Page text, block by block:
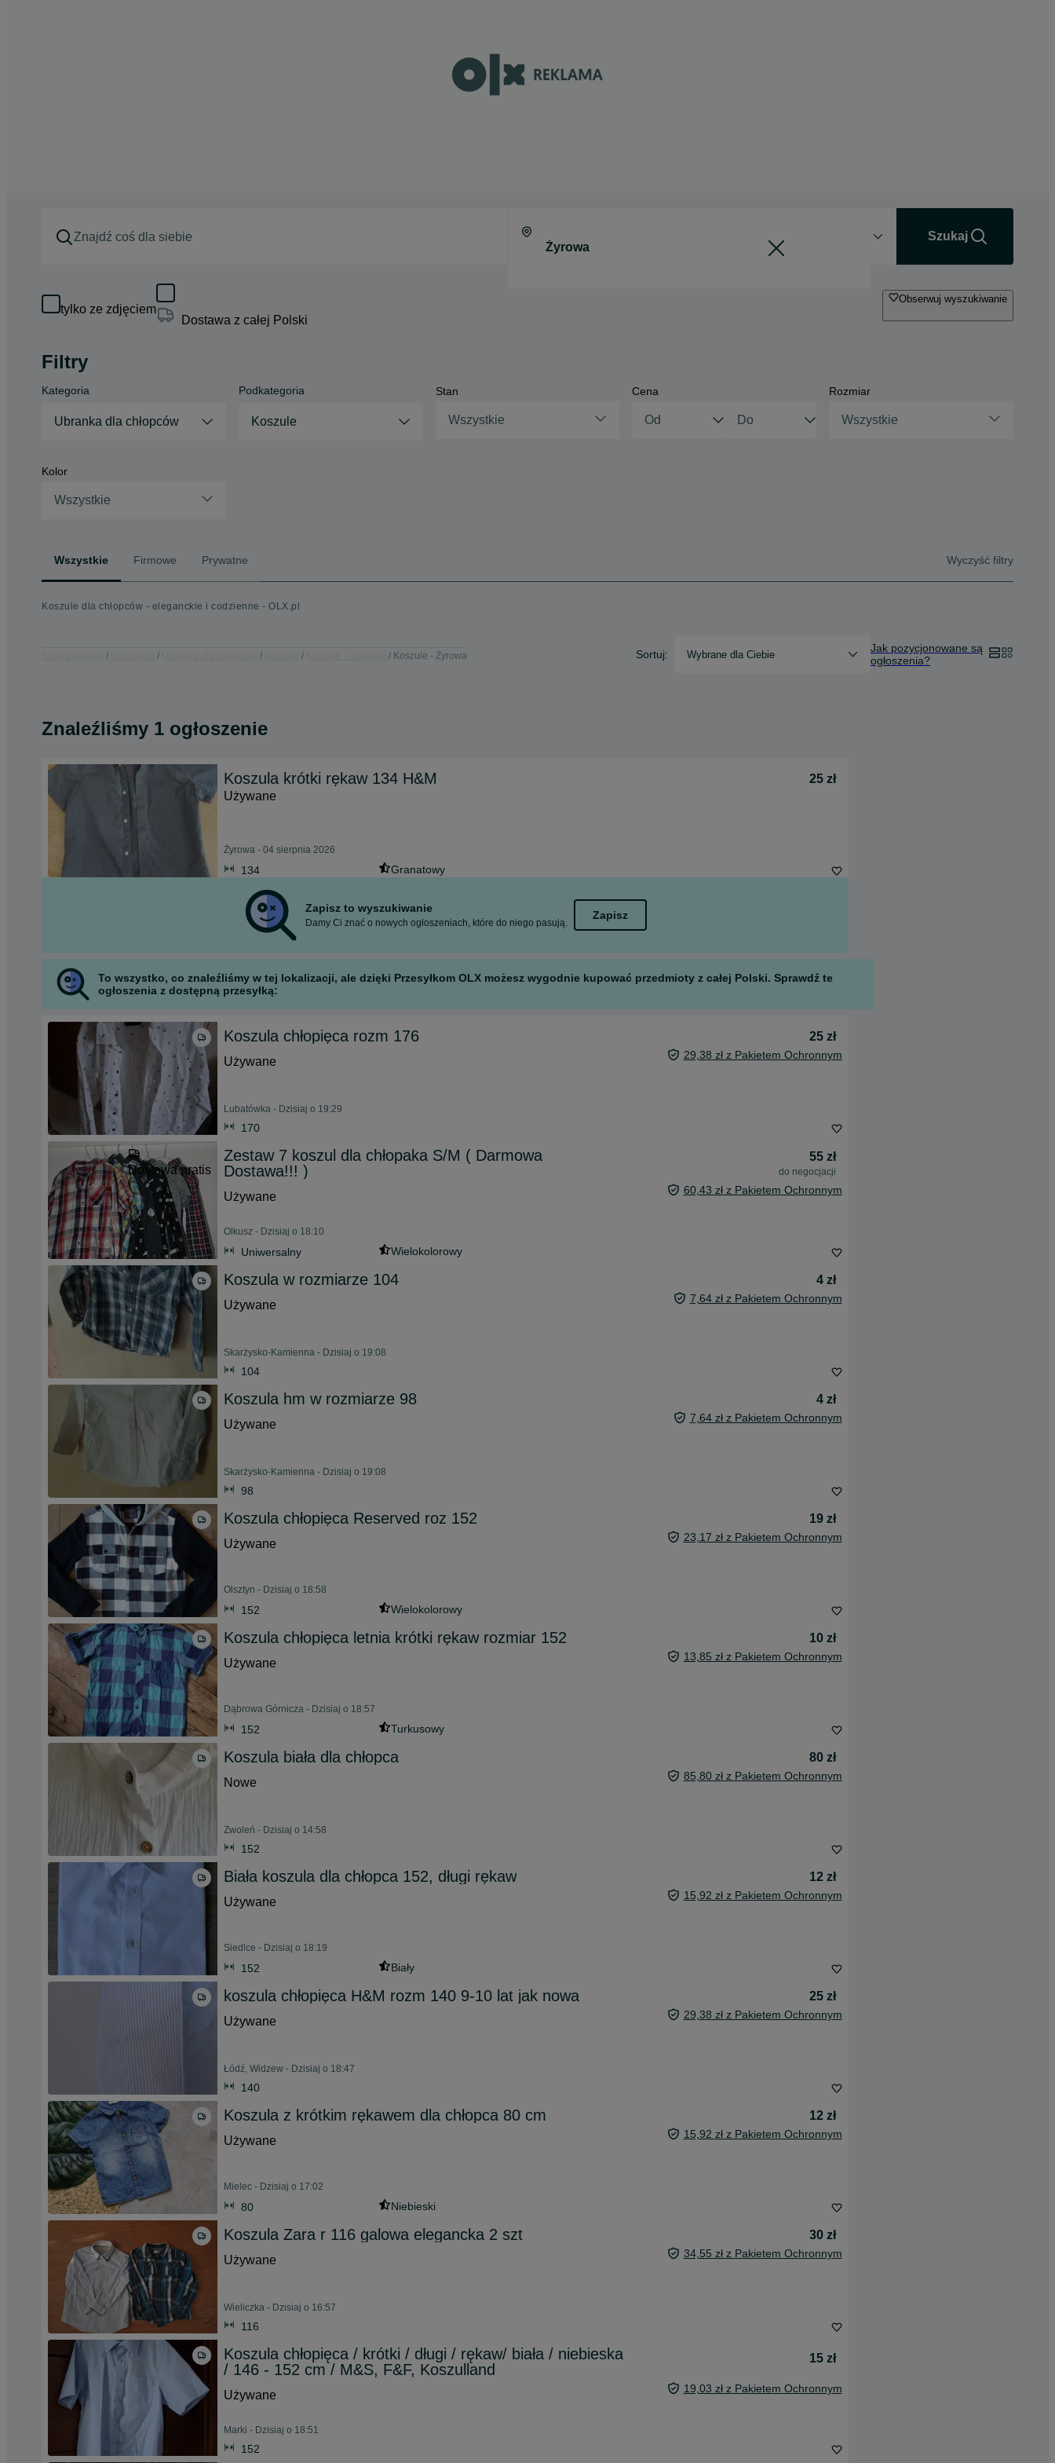
Szukaj
tylko ze zdjęciem
Dostawa z całej Polski
Obserwuj wyszukiwanie
Filtry
Kategoria
Ubranka dla chłopców
Podkategoria
Koszule
Stan
Wszystkie
Cena Rozmiar
Wszystkie
Kolor
Wszystkie
Wszystkie Firmowe Prywatne Wyczyść filtry
Koszule dla chłopców - eleganckie i codzienne - OLX.pl
Koszule - Żyrowa Sortuj: Wybrane dla Ciebie
Jak pozycjonowane są
ogłoszenia?
Znaleźliśmy 1 ogłoszenie
Koszula krótki rękaw 134 H&M
25 zł
Używane
Żyrowa - 04 sierpnia 2026
134 Granatowy
Zapisz to wyszukiwanie
Damy Ci znać o nowych ogłoszeniach, które do niego pasują.
Zapisz
To wszystko, co znaleźliśmy w tej lokalizacji, ale dzięki Przesyłkom OLX możesz wygodnie kupować przedmioty z całej Polski. Sprawdź te
ogłoszenia z dostępną przesyłką:
Koszula chłopięca rozm 176
25 zł
Używane
29,38 zł z Pakietem Ochronnym
Lubatówka - Dzisiaj o 19:29
170
Dostawa gratis
Zestaw 7 koszul dla chłopaka S/M ( Darmowa
Dostawa!!! )
55 zł
do negocjacji
Używane 60,43 zł z Pakietem Ochronnym
Olkusz - Dzisiaj o 18:10
Uniwersalny Wielokolorowy
Koszula w rozmiarze 104
4 zł
Używane
7,64 zł z Pakietem Ochronnym
Skarżysko-Kamienna - Dzisiaj o 19:08
104
Koszula hm w rozmiarze 98
4 zł
Używane
7,64 zł z Pakietem Ochronnym
Skarżysko-Kamienna - Dzisiaj o 19:08
98
Koszula chłopięca Reserved roz 152
19 zł
Używane
23,17 zł z Pakietem Ochronnym
Olsztyn - Dzisiaj o 18:58
152 Wielokolorowy
Koszula chłopięca letnia krótki rękaw rozmiar 152
10 zł
Używane
13,85 zł z Pakietem Ochronnym
Dąbrowa Górnicza - Dzisiaj o 18:57
152 Turkusowy
Koszula biała dla chłopca
80 zł
Nowe
85,80 zł z Pakietem Ochronnym
Zwoleń - Dzisiaj o 14:58
152
Biała koszula dla chłopca 152, długi rękaw
12 zł
Używane
15,92 zł z Pakietem Ochronnym
Siedlce - Dzisiaj o 18:19
152 Biały
koszula chłopięca H&M rozm 140 9-10 lat jak nowa
25 zł
Używane
29,38 zł z Pakietem Ochronnym
Łódź, Widzew - Dzisiaj o 18:47
140
Koszula z krótkim rękawem dla chłopca 80 cm
12 zł
Używane
15,92 zł z Pakietem Ochronnym
Mielec - Dzisiaj o 17:02
80 Niebieski
Koszula Zara r 116 galowa elegancka 2 szt
30 zł
Używane
34,55 zł z Pakietem Ochronnym
Wieliczka - Dzisiaj o 16:57
116
Koszula chłopięca / krótki / długi / rękaw/ biała / niebieska
/ 146 - 152 cm / M&S, F&F, Koszulland
15 zł
Używane 19,03 zł z Pakietem Ochronnym
Marki - Dzisiaj o 18:51
152